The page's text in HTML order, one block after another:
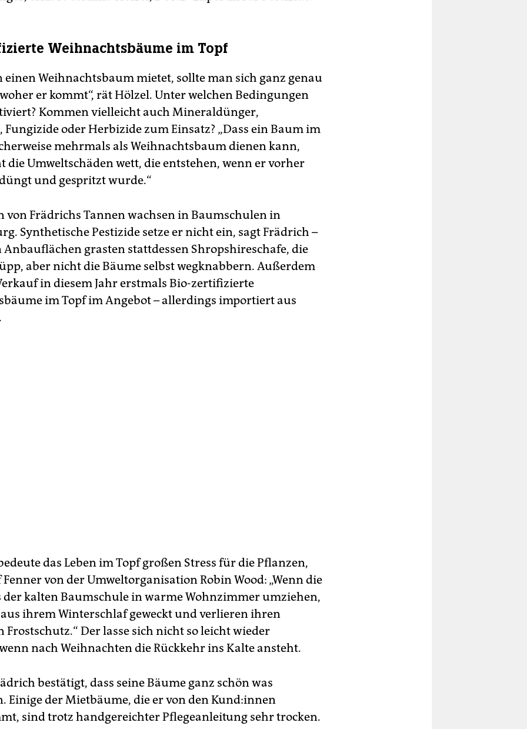
Weihnachtsbäume im Topf
einen Weihnachtsbaum mietet, sollte man sich ganz genau
er kommt“, rät Hölzel. Unter welchen Bedingungen
Kommen vielleicht auch Mineraldünger,
Fungizide oder Herbizide zum Einsatz? „Dass ein Baum im
mehrmals als Weihnachtsbaum dienen kann,
die Umweltschäden wett, die entstehen, wenn er vorher
und gespritzt wurde.“
von Frädrichs Tannen wachsen in Baumschulen in
Synthetische Pestizide setze er nicht ein, sagt Frädrich –
grasten stattdessen Shropshireschafe, die
aber nicht die Bäume selbst wegknabbern. Außerdem
in diesem Jahr erstmals Bio-zertifizierte
im Topf im Angebot – allerdings importiert aus
das Leben im Topf großen Stress für die Pflanzen,
Fenner von der Umweltorganisation Robin Wood: „Wenn die
der kalten Baumschule in warme Wohnzimmer umziehen,
ihrem Winterschlaf geweckt und verlieren ihren
Der lasse sich nicht so leicht wieder
nach Weihnachten die Rückkehr ins Kalte ansteht.
bestätigt, dass seine Bäume ganz schön was
Einige der Mietbäume, die er von den Kun­d:in­nen
sind trotz handgereichter ­Pflegeanleitung sehr trocken.